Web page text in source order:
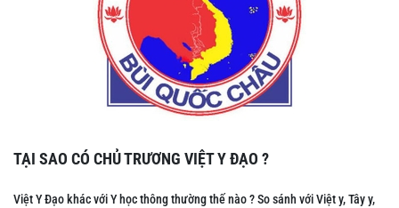
TẠI SAO CÓ CHỦ TRƯƠNG VIỆT Y ĐẠO ?
Việt Y Đạo khác với Y học thông thường thế nào ? So sánh với Việt y, Tây y,